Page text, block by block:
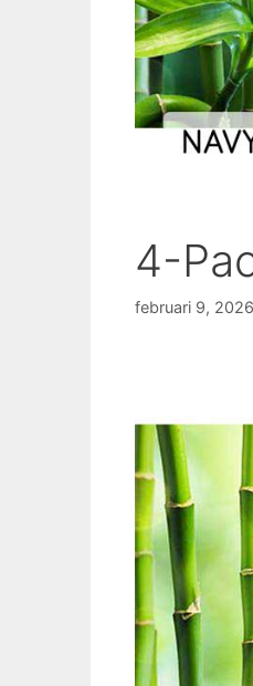
4-
februari 9, 2026